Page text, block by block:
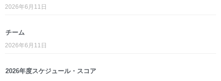
2026年6月11日
チーム
2026年6月11日
2026年度スケジュール・スコア